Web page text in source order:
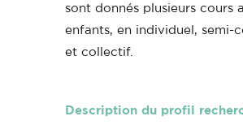
sont donnés plusieurs cours
enfants, en individuel, semi-
et collectif.
Description du profil